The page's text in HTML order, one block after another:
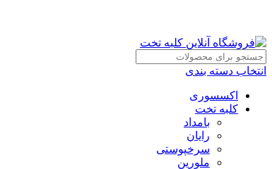
انتخاب دسته بندی
اکسسوری
کلبه تخت
بامداد
رایان
سرخپوستی
ملورین